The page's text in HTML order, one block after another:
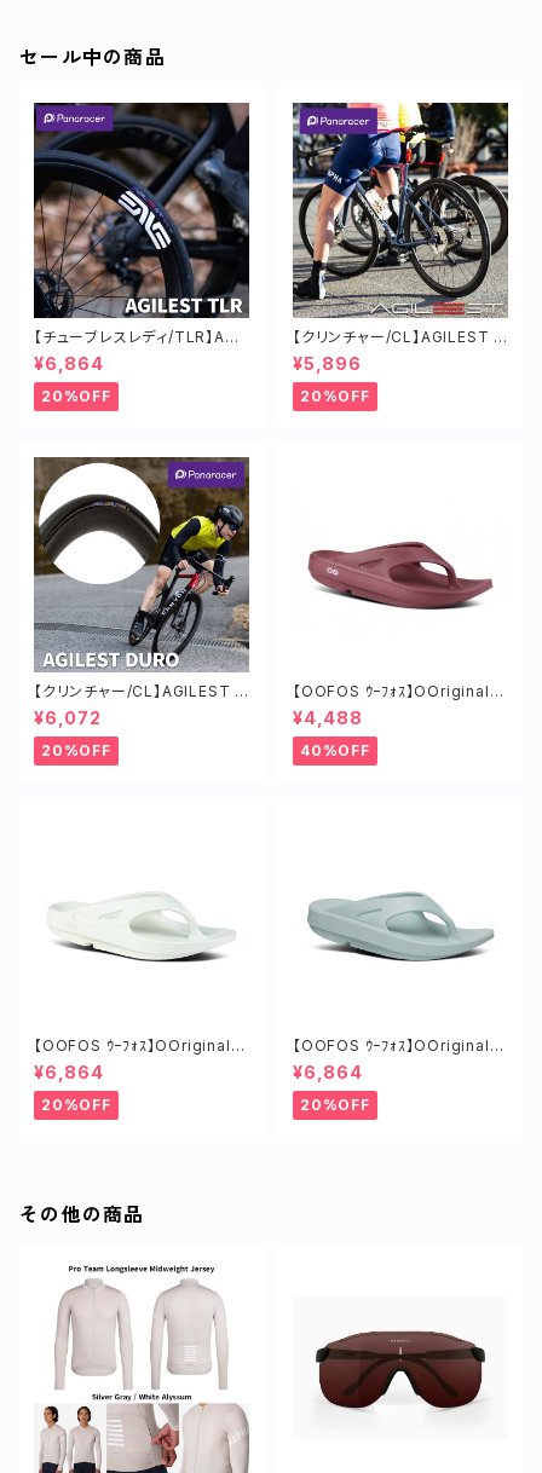
セール中の商品
【チューブレスレディ/TLR】AGI
LEST TLR タイヤ オールラウン
ド ロードバイク 軽い
¥6,864
20%OFF
【クリンチャー/CL】AGILEST タ
イヤ オールラウンド ロードバイ
ク 軽い チューブド
¥5,896
20%OFF
【クリンチャー/CL】AGILEST D
URO タイヤ ロードバイク ツー
リング チューブド 軽い
¥6,072
20%OFF
【OOFOS ｳｰﾌｫｽ】OOriginalｳｰ
ｵﾘｼﾞﾅﾙ MARS RED
¥4,488
40%OFF
【OOFOS ｳｰﾌｫｽ】OOriginalｳｰ
ｵﾘｼﾞﾅﾙ COSMIC GRAY
¥6,864
20%OFF
【OOFOS ｳｰﾌｫｽ】OOriginalｳｰ
ｵﾘｼﾞﾅﾙ MIST
¥6,864
20%OFF
その他の商品